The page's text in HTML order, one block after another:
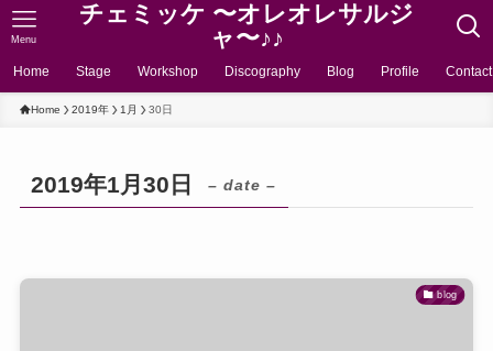
チェミッケ 〜オレオレサルジ
ャ〜♪♪
Menu
Home Stage Workshop Discography Blog Profile Contact
Home 2019年 1月 30日
2019年1月30日 – date –
blog